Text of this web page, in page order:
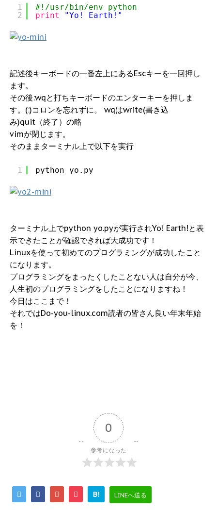
1
2
#!/usr/bin/env python
print
"Yo! Earth!"
記述後キーボードの一番左上にあるEscキーを一回押し
ます。
その後:wqと打ちキーボードのエンターキーを押しま
す。(:)コロンを忘れずに。 wqはwrite(書き込
み)quit（終了）の略
vimが閉じます。
そのままターミナル上で以下を実行
1 python yo.py
ターミナル上でpython yo.pyが実行されYo! Earth!と表
示できたことが確認できれば大成功です！
Linuxを使って初めてのプログラミングが成功したこと
になります。
プログラミングをまったくしたことない人は自分が今、
人生初のプログラミングをしたことになりますね！
今日はここまで！
それではDo-you-linux.com読者の皆さん良い年末年始
を！
0
参考になった
B! LINEへ送る